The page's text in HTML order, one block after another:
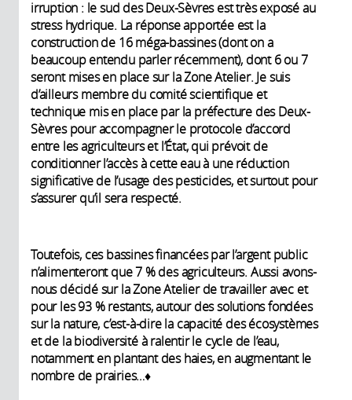
irruption : le sud des Deux-Sèvres est très exposé au
stress hydrique. La réponse apportée est la
construction de 16 méga-bassines (dont on a
beaucoup entendu parler récemment), dont 6 ou 7
seront mises en place sur la Zone Atelier. Je suis
d’ailleurs membre du comité scientifique et
technique mis en place par la préfecture des Deux-
Sèvres pour accompagner le protocole d’accord
entre les agriculteurs et l’État, qui prévoit de
conditionner l’accès à cette eau à une réduction
significative de l’usage des pesticides, et surtout pour
s’assurer qu’il sera respecté.
Toutefois, ces bassines financées par l’argent public
n’alimenteront que 7 % des agriculteurs. Aussi avons-
nous décidé sur la Zone Atelier de travailler avec et
pour les 93 % restants, autour des solutions fondées
sur la nature, c’est-à-dire la capacité des écosystèmes
et de la biodiversité à ralentir le cycle de l’eau,
notamment en plantant des haies, en augmentant le
nombre de prairies…♦